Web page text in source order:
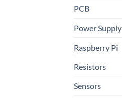
PCB
Power Supply
Raspberry Pi
Resistors
Sensors